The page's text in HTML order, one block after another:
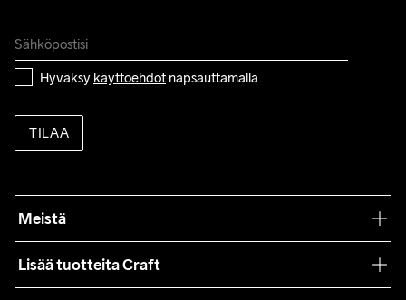
Hyväksy käyttöehdot napsauttamalla
TILAA
Meistä
Lisää tuotteita Craft